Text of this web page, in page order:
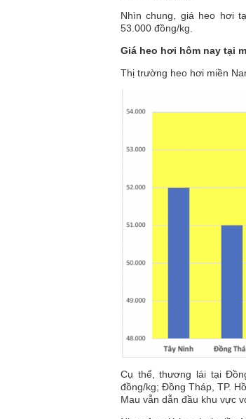
Nhìn chung, giá heo hơi
53.000 đồng/kg.
Giá heo hơi hôm nay tại
Thị trường heo hơi miền
Cụ thể, thương lái tại
đồng/kg; Đồng Tháp, TP.
Mau vẫn dẫn đầu khu vực